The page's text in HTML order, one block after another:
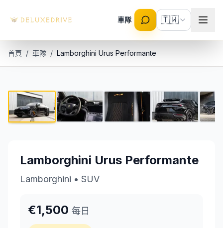
車隊 🇹🇼
首頁 / 車隊 / Lamborghini Urus Performante
1 / 5
Lamborghini Urus Performante
Lamborghini • SUV
€1,500 每日